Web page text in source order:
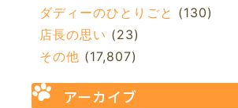
ダディーのひとりごと (130)
店長の思い (23)
その他 (17,807)
アーカイブ